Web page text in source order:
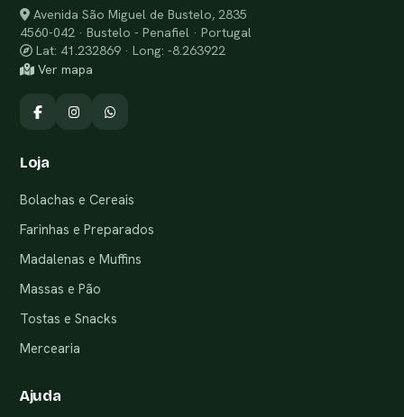
Avenida São Miguel de Bustelo, 2835
4560-042 · Bustelo - Penafiel · Portugal
Lat: 41.232869 · Long: -8.263922
Ver mapa
Loja
Bolachas e Cereais
Farinhas e Preparados
Madalenas e Muffins
Massas e Pão
Tostas e Snacks
Mercearia
Ajuda